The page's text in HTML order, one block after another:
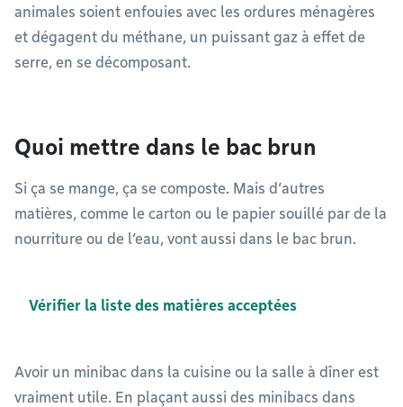
animales soient enfouies avec les ordures ménagères
et dégagent du méthane, un puissant gaz à effet de
serre, en se décomposant.
Quoi mettre dans le bac brun
Si ça se mange, ça se composte. Mais d’autres
matières, comme le carton ou le papier souillé par de la
nourriture ou de l’eau, vont aussi dans le bac brun.
Vérifier la liste des matières acceptées
Avoir un minibac dans la cuisine ou la salle à dîner est
vraiment utile. En plaçant aussi des minibacs dans